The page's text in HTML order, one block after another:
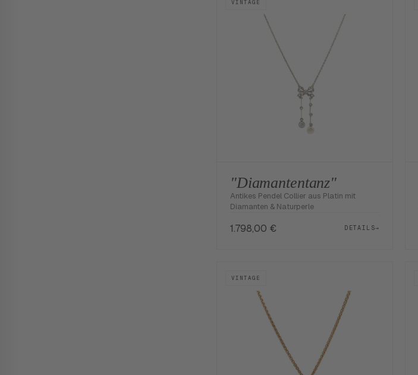
VINTAGE
"Diamantentanz"
Antikes Pendel Collier aus Platin mit
Diamanten & Naturperle
1.798,00 € DETAILS→
VINTAGE